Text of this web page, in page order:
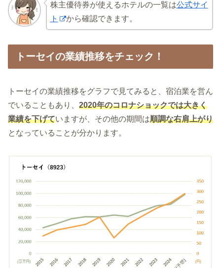
株主優待券が使えるホテルの一覧は公式サイ
ト
から確認できます。
トーセイの業績推移をチェック！
トーセイの業績推移をグラフで見てみると、宿泊業を営ん
でいることもあり、 2020年のコロナショックでは大きく
業績を下げていますが、その他の期間は順調な右肩上がり
となっていることが分かります。